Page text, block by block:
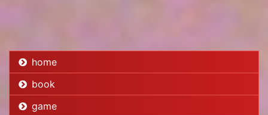
home
book
game